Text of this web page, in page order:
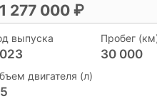
1 277 000 ₽
выпуска Пробег
30 000
двигателя (л)